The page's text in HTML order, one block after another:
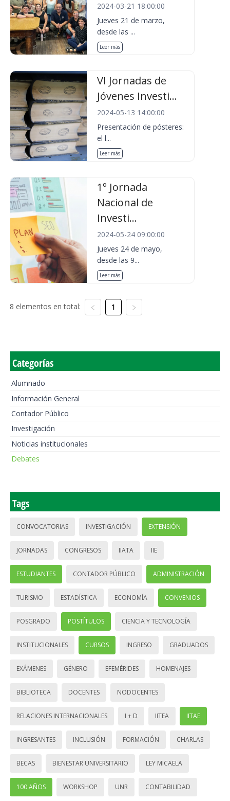
2024-03-21 18:00:00
Jueves 21 de marzo,
desde las ...
Leer más
VI Jornadas de
Jóvenes Investi...
2024-05-13 14:00:00
Presentación de pósteres:
el l...
Leer más
1º Jornada
Nacional de
Investi...
2024-05-24 09:00:00
Jueves 24 de mayo,
desde las 9...
Leer más
8 elementos en total: 1
Categorías
Alumnado
Información General
Contador Público
Investigación
Noticias institucionales
Debates
Tags
CONVOCATORIAS INVESTIGACIÓN EXTENSIÓN
JORNADAS CONGRESOS IIATA IIE
ESTUDIANTES CONTADOR PÚBLICO ADMINISTRACIÓN
TURISMO ESTADÍSTICA ECONOMÍA CONVENIOS
POSGRADO POSTÍTULOS CIENCIA Y TECNOLOGÍA
INSTITUCIONALES CURSOS INGRESO GRADUADOS
EXÁMENES GÉNERO EFEMÉRIDES HOMENAJES
BIBLIOTECA DOCENTES NODOCENTES
RELACIONES INTERNACIONALES I + D IITEA IITAE
INGRESANTES INCLUSIÓN FORMACIÓN CHARLAS
BECAS BIENESTAR UNIVERSITARIO LEY MICAELA
100 AÑOS WORKSHOP UNR CONTABILIDAD